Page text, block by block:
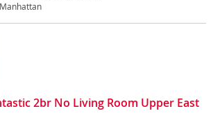
Manhattan
2br No Living Room Upper East